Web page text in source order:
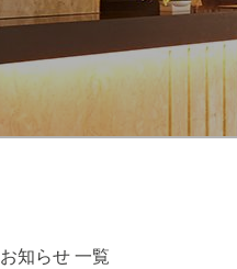
お知らせ 一覧